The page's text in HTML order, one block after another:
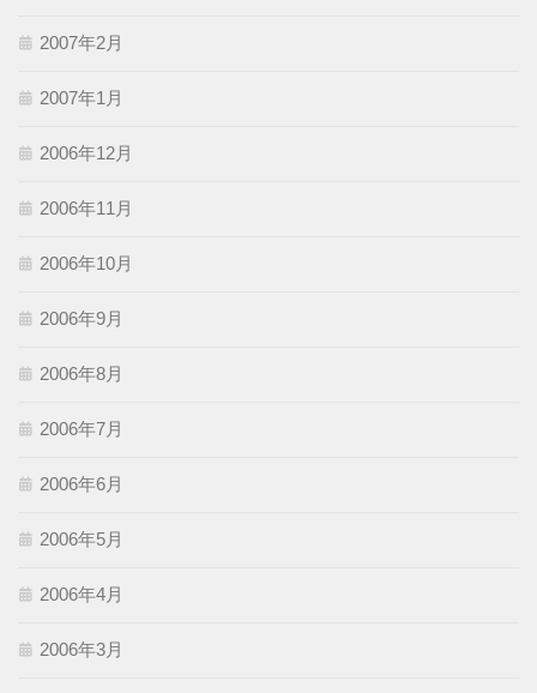
2007年2月
2007年1月
2006年12月
2006年11月
2006年10月
2006年9月
2006年8月
2006年7月
2006年6月
2006年5月
2006年4月
2006年3月